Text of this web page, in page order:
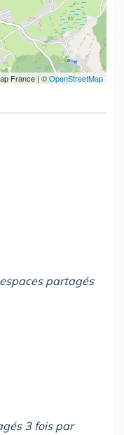
France | ©OpenStreetMap
partagés
3 fois par